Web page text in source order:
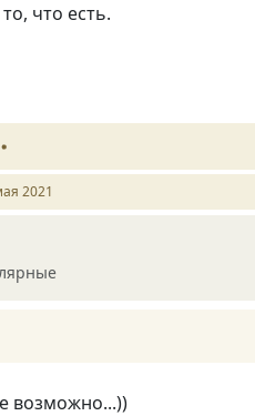
что есть.
2021
возможно...))